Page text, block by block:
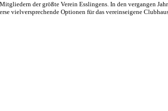
der größte Verein Esslingens. In den vergangen
vielversprechende Optionen für das vereinseigene